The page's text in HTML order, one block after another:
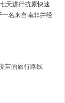
天进行抗原快速
名来自南非并经
苗的旅行路线